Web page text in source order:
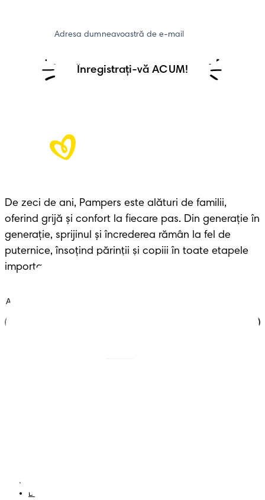
Adresa dumneavoastră de e-mail
Înregistrați-vă ACUM!
De zeci de ani, Pampers este alături de familii,
oferind grijă și confort la fiecare pas. Din generație în
generație, sprijinul și încrederea rămân la fel de
puternice, însoțind părinții și copiii în toate etapele
importante ale vieții.
Datele Mele